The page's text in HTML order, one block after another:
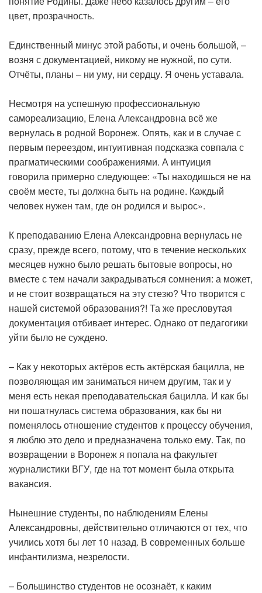
цвет, прозрачность.
Единственный минус этой работы, и очень большой, –
возня с документацией, никому не нужной, по сути.
Отчёты, планы – ни уму, ни сердцу. Я очень уставала.
Несмотря на успешную профессиональную
самореализацию, Елена Александровна всё же
вернулась в родной Воронеж. Опять, как и в случае с
первым переездом, интуитивная подсказка совпала с
прагматическими соображениями. А интуиция
говорила примерно следующее: «Ты находишься не на
своём месте, ты должна быть на родине. Каждый
человек нужен там, где он родился и вырос».
К преподаванию Елена Александровна вернулась не
сразу, прежде всего, потому, что в течение нескольких
месяцев нужно было решать бытовые вопросы, но
вместе с тем начали закрадываться сомнения: а может,
и не стоит возвращаться на эту стезю? Что творится с
нашей системой образования?! Та же пресловутая
документация отбивает интерес. Однако от педагогики
уйти было не суждено.
– Как у некоторых актёров есть актёрская бацилла, не
позволяющая им заниматься ничем другим, так и у
меня есть некая преподавательская бацилла. И как бы
ни пошатнулась система образования, как бы ни
поменялось отношение студентов к процессу обучения,
я люблю это дело и предназначена только ему. Так, по
возвращении в Воронеж я попала на факультет
журналистики ВГУ, где на тот момент была открыта
вакансия.
Нынешние студенты, по наблюдениям Елены
Александровны, действительно отличаются от тех, что
учились хотя бы лет 10 назад. В современных больше
инфантилизма, незрелости.
– Большинство студентов не осознаёт, к каким